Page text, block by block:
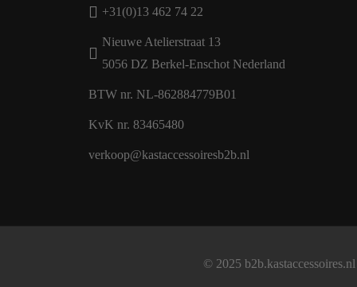
+31(0)13 462 74 22
Nieuwe Atelierstraat 13
5056 DZ Berkel-Enschot Nederland
BTW nr. NL-862884779B01
KvK nr. 83465480
verkoop@kastaccessoiresb2b.nl
© 2025 b2b.kastaccessoires.nl